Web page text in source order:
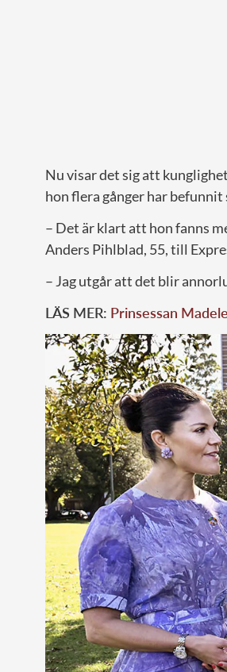
Nu visar det sig att
hon flera gånger har befunnit
– Det är klart att hon fanns
Anders Pihlblad, 55, till
– Jag utgår att det blir
LÄS MER: Prinsessan